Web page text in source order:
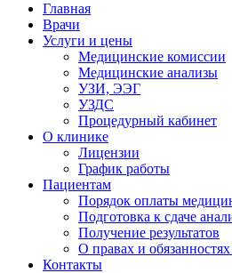
Главная
Врачи
Услуги и цены
Медицинские комиссии
Медицинские анализы
УЗИ, ЭЭГ
УЗДС
Процедурный кабинет
О клинике
Лицензии
График работы
Пациентам
Порядок оплаты
Подготовка к сдаче
Получение результатов
О правах и
Контакты